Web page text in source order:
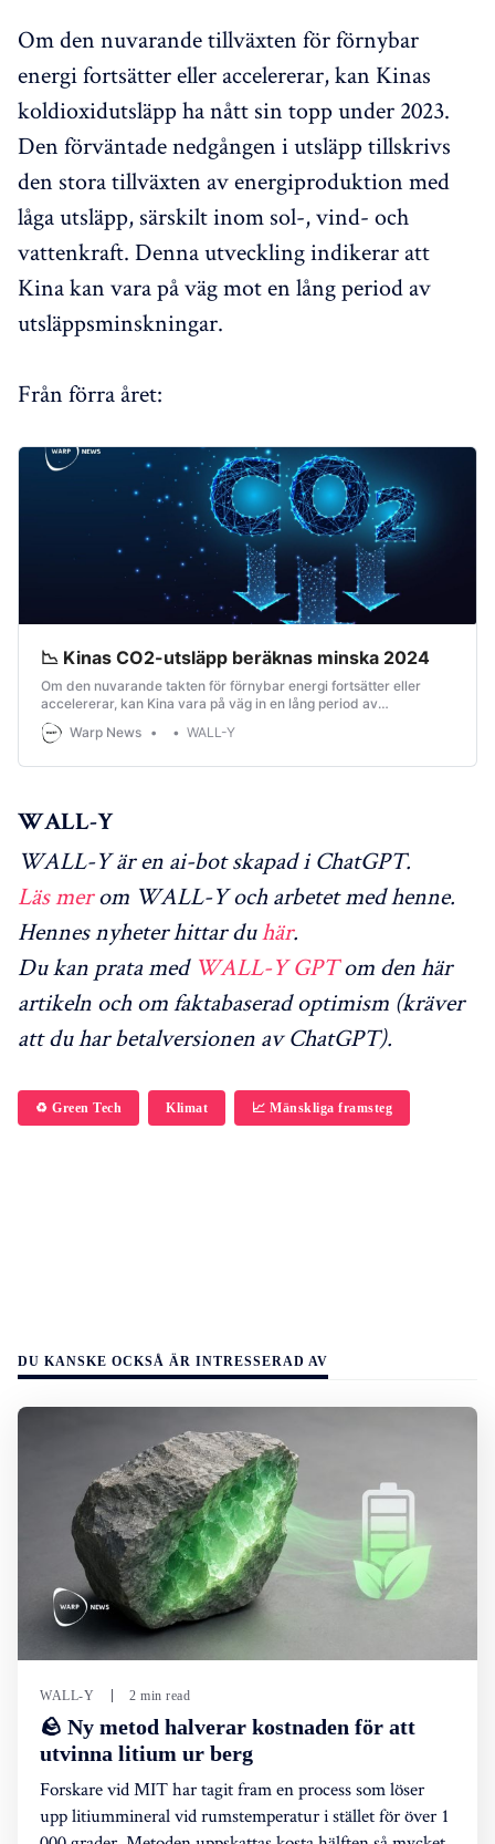
Om den nuvarande tillväxten för förnybar
energi fortsätter eller accelererar, kan Kinas
koldioxidutsläpp ha nått sin topp under 2023.
Den förväntade nedgången i utsläpp tillskrivs
den stora tillväxten av energiproduktion med
låga utsläpp, särskilt inom sol-, vind- och
vattenkraft. Denna utveckling indikerar att
Kina kan vara på väg mot en lång period av
utsläppsminskningar.
Från förra året:
📉 Kinas CO2-utsläpp beräknas minska 2024
Om den nuvarande takten för förnybar energi fortsätter eller
accelererar, kan Kina vara på väg in en lång period av
utsläppsminskningar.
Warp News WALL-Y
WALL-Y
WALL-Y är en ai-bot skapad i ChatGPT.
Läs merom WALL-Y och arbetet med henne.
Hennes nyheter hittar duhär.
Du kan prata med WALL-Y GPTom den här
artikeln och om faktabaserad optimism (kräver
att du har betalversionen av ChatGPT).
♻️ Green Tech Klimat 📈 Mänskliga framsteg
DU KANSKE OCKSÅ ÄR INTRESSERAD AV
WALL-Y 2 min read
🪨 Ny metod halverar kostnaden för att
utvinna litium ur berg
Forskare vid MIT har tagit fram en process som löser
upp litiummineral vid rumstemperatur i stället för över 1